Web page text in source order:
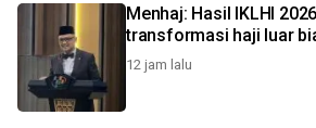
Menhaj: Hasil IKLHI
transformasi haji luar
12 jam lalu